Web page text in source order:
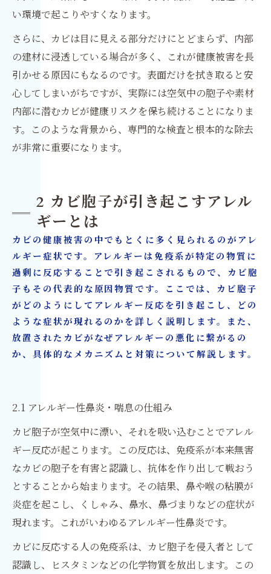
い環境で起こりやすくなります。
さらに、カビは目に見える部分だけにとどまらず、内部
の建材に浸透している場合が多く、これが健康被害を長
引かせる原因にもなるのです。表面だけを拭き取ると安
心してしまいがちですが、実際には空気中の胞子や素材
内部に潜むカビが健康リスクを保ち続けることになりま
す。このような背景から、専門的な検査と根本的な除去
が非常に重要になります。
2 カビ胞子が引き起こすアレル
ギーとは
カビの健康被害の中でもとくに多く見られるのがアレ
ルギー症状です。アレルギーは免疫系が特定の物質に
過剰に反応することで引き起こされるもので、カビ胞
子もその代表的な原因物質です。ここでは、カビ胞子
がどのようにしてアレルギー反応を引き起こし、どの
ような症状が現れるのかを詳しく説明します。また、
放置されたカビがなぜアレルギーの悪化に繋がるの
か、具体的なメカニズムと対策について解説します。
2.1 アレルギー性鼻炎・喘息の仕組み
カビ胞子が空気中に漂い、それを吸い込むことでアレル
ギー反応が起こります。この反応は、免疫系が本来無害
なカビの胞子を有害と認識し、抗体を作り出して戦おう
とすることから始まります。その結果、鼻や喉の粘膜が
炎症を起こし、くしゃみ、鼻水、鼻づまりなどの症状が
現れます。これがいわゆるアレルギー性鼻炎です。
カビに反応する人の免疫系は、カビ胞子を侵入者として
認識し、ヒスタミンなどの化学物質を放出します。この